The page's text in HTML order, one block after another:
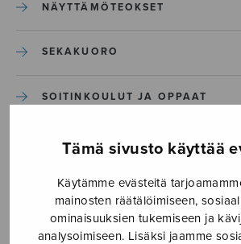
Tämä sivusto käyttää
Käytämme evästeitä
mainosten räätälöimiseen,
ominaisuuksien tukemiseen ja
analysoimiseen. Lisäksi jaamme
NÄYTTÄMÖTEOKSET
SEKAKUORO
SOITINKOULUT JA OPPAAT
SOITINMUSIIKKI
YKSINLAULU
YLEINEN